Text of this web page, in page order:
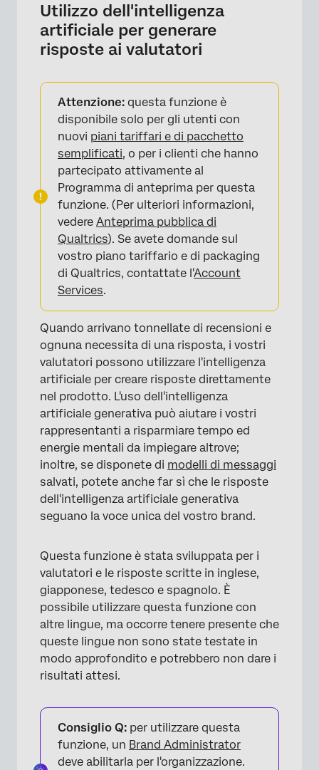
×
Utilizzo dell'intelligenza
artificiale per generare
risposte ai valutatori
Attenzione: questa funzione è
disponibile solo per gli utenti con
nuovi piani tariffari e di pacchetto
semplificati, o per i clienti che hanno
partecipato attivamente al
Programma di anteprima per questa
funzione. (Per ulteriori informazioni,
vedere Anteprima pubblica di
Qualtrics). Se avete domande sul
vostro piano tariffario e di packaging
di Qualtrics, contattate l'Account
Services.
Quando arrivano tonnellate di recensioni e
ognuna necessita di una risposta, i vostri
valutatori possono utilizzare l'intelligenza
artificiale per creare risposte direttamente
nel prodotto. L'uso dell'intelligenza
artificiale generativa può aiutare i vostri
rappresentanti a risparmiare tempo ed
energie mentali da impiegare altrove;
inoltre, se disponete di modelli di messaggi
salvati, potete anche far sì che le risposte
dell'intelligenza artificiale generativa
seguano la voce unica del vostro brand.
Questa funzione è stata sviluppata per i
valutatori e le risposte scritte in inglese,
giapponese, tedesco e spagnolo. È
possibile utilizzare questa funzione con
altre lingue, ma occorre tenere presente che
queste lingue non sono state testate in
modo approfondito e potrebbero non dare i
risultati attesi.
Consiglio Q: per utilizzare questa
funzione, un Brand Administrator
deve abilitarla per l'organizzazione.